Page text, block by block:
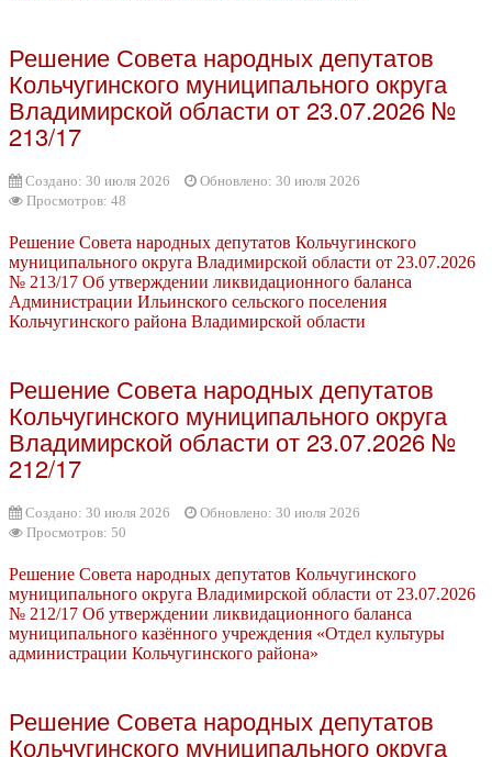
Решение Совета народных депутатов
Кольчугинского муниципального округа
Владимирской области от 23.07.2026 №
213/17
Создано: 30 июля 2026
Обновлено: 30 июля 2026
Просмотров: 48
Решение Совета народных депутатов Кольчугинского
муниципального округа Владимирской области от 23.07.2026
№ 213/17 Об утверждении ликвидационного баланса
Администрации Ильинского сельского поселения
Кольчугинского района Владимирской области
Решение Совета народных депутатов
Кольчугинского муниципального округа
Владимирской области от 23.07.2026 №
212/17
Создано: 30 июля 2026
Обновлено: 30 июля 2026
Просмотров: 50
Решение Совета народных депутатов Кольчугинского
муниципального округа Владимирской области от 23.07.2026
№ 212/17 Об утверждении ликвидационного баланса
муниципального казённого учреждения «Отдел культуры
администрации Кольчугинского района»
Решение Совета народных депутатов
Кольчугинского муниципального округа